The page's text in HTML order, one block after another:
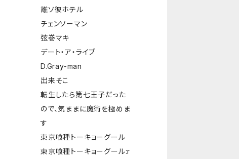
誰ソ彼ホテル
チェンソーマン
弦巻マキ
デート・ア・ライブ
D.Gray-man
出来そこ
転生したら第七王子だった
ので、気ままに魔術を極めま
す
東京喰種トーキョーグール
東京喰種トーキョーグール:r